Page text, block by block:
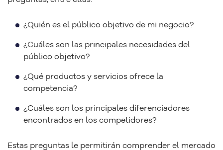
¿Quién es el público objetivo de mi negocio?
¿Cuáles son las principales necesidades del
público objetivo?
¿Qué productos y servicios ofrece la
competencia?
¿Cuáles son los principales diferenciadores
encontrados en los competidores?
Estas preguntas le permitirán comprender el mercado